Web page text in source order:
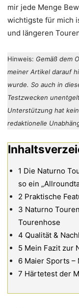
mir jede Menge
wichtigste für mich
und längeren
Hinweis: Gemäß dem
meiner Artikel darauf
wurde. So auch in
Testzwecken
Unterstützung hat
redaktionelle
1 Die Naturno
so ein
2 Praktische
3 Naturno
Tourenhose
4 Qualität &
5 Mein Fazit zur
6 Maier Sports –
7 Härtetest der